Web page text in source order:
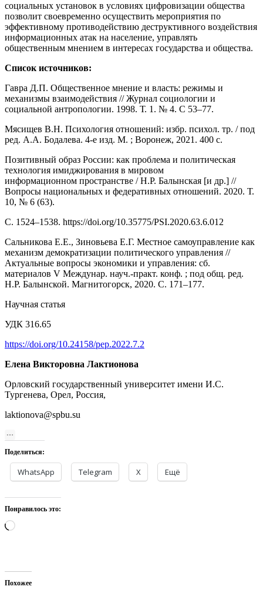
социальных установок в условиях цифровизации общества
позволит своевременно осуществить мероприятия по
эффективному противодействию деструктивного воздействия
информационных атак на население, управлять
общественным мнением в интересах государства и общества.
Список источников:
Гавра Д.П. Общественное мнение и власть: режимы и
механизмы взаимодействия // Журнал социологии и
социальной антропологии. 1998. Т. 1. № 4. С 53–77.
Мясищев В.Н. Психология отношений: избр. психол. тр. / под
ред. А.А. Бодалева. 4-е изд. М. ; Воронеж, 2021. 400 с.
Позитивный образ России: как проблема и политическая
технология имиджирования в мировом
информационном пространстве / Н.Р. Балынская [и др.] //
Вопросы национальных и федеративных отношений. 2020. Т.
10, № 6 (63).
С. 1524–1538. https://doi.org/10.35775/PSI.2020.63.6.012
Сальникова Е.Е., Зиновьева Е.Г. Местное самоуправление как
механизм демократизации политического управления //
Актуальные вопросы экономики и управления: сб.
материалов V Междунар. науч.-практ. конф. ; под общ. ред.
Н.Р. Балынской. Магнитогорск, 2020. С. 171–177.
Научная статья
УДК 316.65
https://doi.org/10.24158/pep.2022.7.2
Елена Викторовна Лактионова
Орловский государственный университет имени И.С.
Тургенева, Орел, Россия,
laktionova@spbu.su
Поделиться:
WhatsApp Telegram X Ещё
Понравилось это:
Загрузка…
Похожее